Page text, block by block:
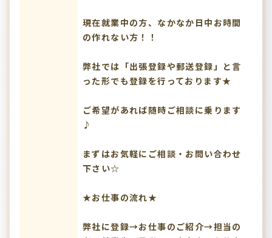
現在就業中の方、なかなか日中お時間
の作れない方！！
弊社では「出張登録や郵送登録」と言
った形でも登録を行っております★
ご希望があれば随時ご相談に乗ります
♪
まずはお気軽にご相談・お問い合わせ
下さい☆
★お仕事の流れ★
弊社に登録→お仕事のご紹介→担当の